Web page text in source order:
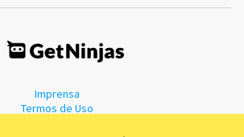
Imprensa
Termos de Uso